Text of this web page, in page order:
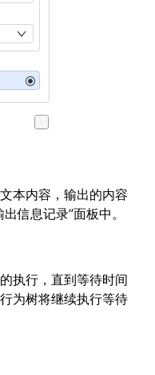
本内容，输出的内容
信息记录”面板中。
执行，直到等待时间
为树将继续执行等待